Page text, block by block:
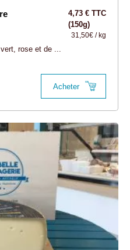
4,73 € TTC
(150g)
31,50€ / kg
rose et de ...
Acheter